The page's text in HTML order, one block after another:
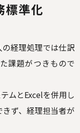
標準化
経理処理では仕訳
課題がつきもので
ムとExcelを併用し
ず、経理担当者が